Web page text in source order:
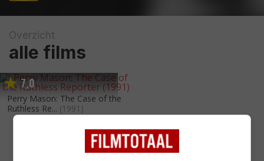
Overzicht
alle films
7,0
Perry Mason: The Case of the
Ruthless Re... (1991)